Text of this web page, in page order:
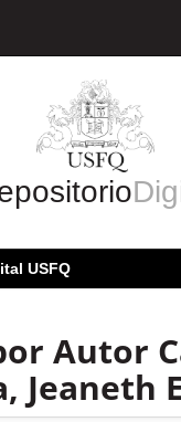
USFQ
Autor
Jeaneth